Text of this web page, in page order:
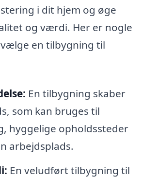
i dit hjem og øge
og værdi. Her er nogle
en tilbygning til
En tilbygning skaber
som kan bruges til
hyggelige opholdssteder
arbejdsplads.
En veludført tilbygning til